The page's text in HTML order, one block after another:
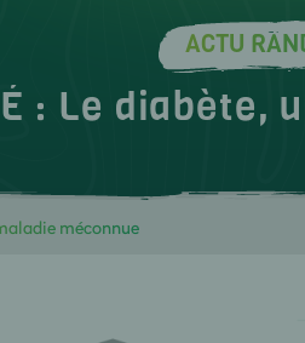
ACTU
: Le diabète,
méconnue